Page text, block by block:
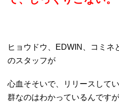
ヒョウドウ、EDWIN、コミネ
のスタッフが
心血そそいで、リリースして
群なのはわかっているんですが